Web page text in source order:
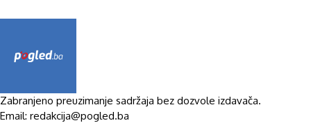
Zabranjeno preuzimanje sadržaja bez dozvole izdavača.
Email: redakcija@pogled.ba